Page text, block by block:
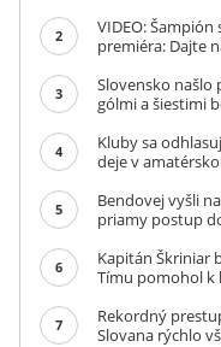
2
VIDEO:
premiéra: Dajte
3
Slovensko našlo
gólmi a šiestimi
4
Kluby sa
deje v
5
Bendovej vyšli
priamy postup
6
Kapitán Škriniar
Tímu pomohol k
7
Rekordný
Slovana rýchlo